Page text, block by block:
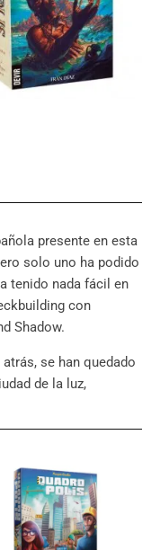
presente en esta
solo uno ha podido
tenido nada fácil en
con
Shadow.
se han quedado
de la luz,